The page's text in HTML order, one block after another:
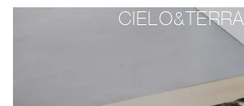
CIELO&TERRA